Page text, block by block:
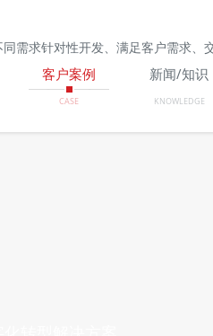
需求针对性开发、满足客户需求、
客户案例
CASE
新闻/知识
KNOWLEDGE